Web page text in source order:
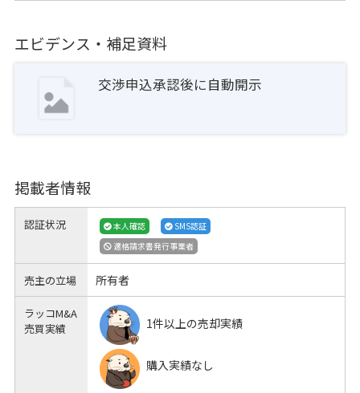
エビデンス・補足資料
交渉申込承認後に自動開示
掲載者情報
認証状況 本人確認
SMS認証
適格請求書発行事業者
売主の立場 所有者
ラッコM&A
売買実績
1件以上の売却実績
購入実績なし